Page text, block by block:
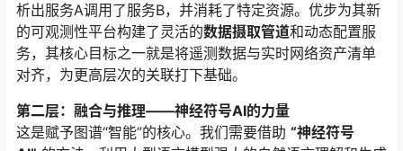
析出服务A调用了服务B，并消耗了特定资源。优步为其新
的可观测性平台构建了灵活的数据摄取管道和动态配置服
务，其核心目标之一就是将遥测数据与实时网络资产清单
对齐，为更高层次的关联打下基础。
第二层：融合与推理——神经符号AI的力量
这是赋予图谱“智能”的核心。我们需要借助 “神经符号